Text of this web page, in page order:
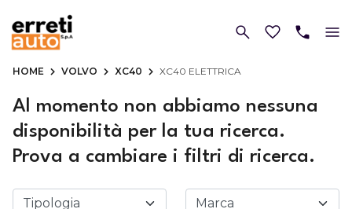
HOME VOLVO XC40 XC40 ELETTRICA
Al momento non abbiamo nessuna
disponibilità per la tua ricerca.
Prova a cambiare i filtri di ricerca.